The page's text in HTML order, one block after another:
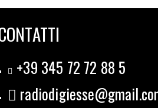
+39 345 72 72 88 5